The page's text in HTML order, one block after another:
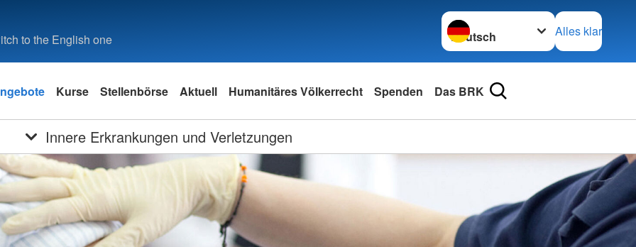
to the English one
Sprache wechseln zu
Alles klar
Kurse Stellenbörse Aktuell Humanitäres Völkerrecht Spenden Das BRK
Innere Erkrankungen und Verletzungen